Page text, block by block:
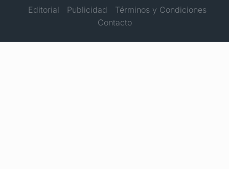
Editorial
Publicidad
Términos y Condiciones
Contacto